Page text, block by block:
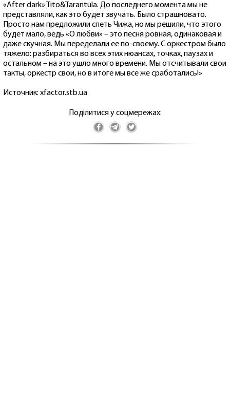
«After dark» Tito&Tarantula. До последнего момента мы не
представляли, как это будет звучать. Было страшновато.
Просто нам предложили спеть Чижа, но мы решили, что этого
будет мало, ведь «О любви» – это песня ровная, одинаковая и
даже скучная. Мы переделали ее по-своему. С оркестром было
тяжело: разбираться во всех этих нюансах, точках, паузах и
остальном – на это ушло много времени. Мы отсчитывали свои
такты, оркестр свои, но в итоге мы все же сработались!»
Источник: xfactor.stb.ua
Поділитися у соцмережах: